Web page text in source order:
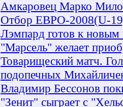
Амкаровец Марко
Отбор ЕВРО-2008(U-
Лэмпард готов к новым
"Марсель" желает
Товарищеский матч.
подопечных
Владимир Бессонов
"Зенит" сыграет с